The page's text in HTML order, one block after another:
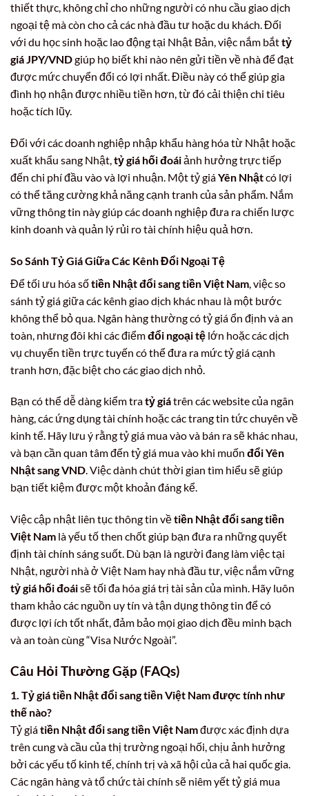
thiết thực, không chỉ cho những người có nhu cầu giao dịch
ngoại tệ mà còn cho cả các nhà đầu tư hoặc du khách. Đối
với du học sinh hoặc lao động tại Nhật Bản, việc nắm bắttỷ
giá JPY/VNDgiúp họ biết khi nào nên gửi tiền về nhà để đạt
được mức chuyển đổi có lợi nhất. Điều này có thể giúp gia
đình họ nhận được nhiều tiền hơn, từ đó cải thiện chi tiêu
hoặc tích lũy.
Đối với các doanh nghiệp nhập khẩu hàng hóa từ Nhật hoặc
xuất khẩu sang Nhật, tỷ giá hối đoáiảnh hưởng trực tiếp
đến chi phí đầu vào và lợi nhuận. Một tỷ giáYên Nhậtcó lợi
có thể tăng cường khả năng cạnh tranh của sản phẩm. Nắm
vững thông tin này giúp các doanh nghiệp đưa ra chiến lược
kinh doanh và quản lý rủi ro tài chính hiệu quả hơn.
So Sánh Tỷ Giá Giữa Các Kênh Đổi Ngoại Tệ
Để tối ưu hóa sốtiền Nhật đổi sang tiền Việt Nam , việc so
sánh tỷ giá giữa các kênh giao dịch khác nhau là một bước
không thể bỏ qua. Ngân hàng thường có tỷ giá ổn định và an
toàn, nhưng đôi khi các điểmđổi ngoại tệ lớn hoặc các dịch
vụ chuyển tiền trực tuyến có thể đưa ra mức tỷ giá cạnh
tranh hơn, đặc biệt cho các giao dịch nhỏ.
Bạn có thể dễ dàng kiểm tratỷ giátrên các website của ngân
hàng, các ứng dụng tài chính hoặc các trang tin tức chuyên về
kinh tế. Hãy lưu ý rằng tỷ giá mua vào và bán ra sẽ khác nhau,
và bạn cần quan tâm đến tỷ giá mua vào khi muốn đổi Yên
Nhật sang VND. Việc dành chút thời gian tìm hiểu sẽ giúp
bạn tiết kiệm được một khoản đáng kể.
Việc cập nhật liên tục thông tin vềtiền Nhật đổi sang tiền
Việt Nam là yếu tố then chốt giúp bạn đưa ra những quyết
định tài chính sáng suốt. Dù bạn là người đang làm việc tại
Nhật, người nhà ở Việt Nam hay nhà đầu tư, việc nắm vững
tỷ giá hối đoáisẽ tối đa hóa giá trị tài sản của mình. Hãy luôn
tham khảo các nguồn uy tín và tận dụng thông tin để có
được lợi ích tốt nhất, đảm bảo mọi giao dịch đều minh bạch
và an toàn cùng “Visa Nước Ngoài”.
Câu Hỏi Thường Gặp (FAQs)
1. Tỷ giá tiền Nhật đổi sang tiền Việt Nam được tính như
thế nào?
Tỷ giátiền Nhật đổi sang tiền Việt Namđược xác định dựa
trên cung và cầu của thị trường ngoại hối, chịu ảnh hưởng
bởi các yếu tố kinh tế, chính trị và xã hội của cả hai quốc gia.
Các ngân hàng và tổ chức tài chính sẽ niêm yết tỷ giá mua